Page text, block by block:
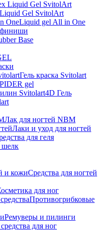
Gel SvitolArt
Liquid gel All in One
финиши
Base
Гель краска Svitolart
gel
4D Гель
Лак для ногтей NBM
Лаки и уход для ногтей
для геля
Средства для ногтей
для ног
Противогрибковые
Ремуверы и пилинги